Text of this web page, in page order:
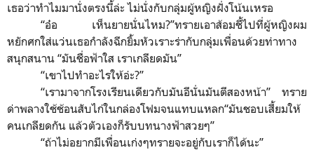
เธอว่าทำไมมานั่งตรงนี้ล่ะ ไม่นั่งกับกลุ่มผู้หญิงฝั่งโน้นเหรอ
“อ๋อ เห็นยายนั่นไหม?”ทรายเอาส้อมชี้ไปที่ผู้หญิงผม
หยักศกใส่แว่นเธอกำลังฉีกยิ้มหัวเราะร่ากับกลุ่มเพื่อนด้วยท่าทาง
สนุกสนาน “มันชื่อฟ้าใส เราเกลียดมัน”
“เขาไปทำอะไรให้อ่ะ?”
“เรามาจากโรงเรียนเดียวกับมันอีนั่นมันตีสองหน้า” ทราย
ด่าพลางใช้ช้อนสับไก่ในกล่องโฟมจนแทบแหลก“มันชอบเสี้ยมให้
คนเกลียดกัน แล้วตัวเองก็รับบทนางฟ้าสวยๆ”
“ถ้าไม่อยากมีเพื่อนเก่งๆทรายจะอยู่กับเราก็ได้นะ”